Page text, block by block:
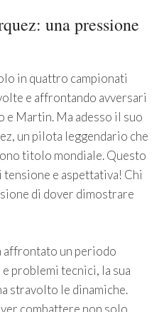
una pressione
in quattro campionati
e affrontando avversari
Martin. Ma adesso il suo
un pilota leggendario che
titolo mondiale. Questo
e aspettativa! Chi
di dover dimostrare
affrontato un periodo
problemi tecnici, la sua
stravolto le dinamiche.
combattere non solo